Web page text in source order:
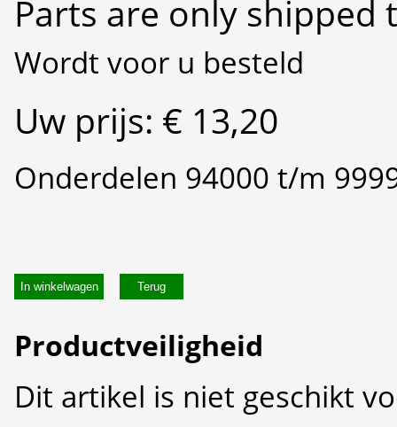
Parts are only shipped
Wordt voor u besteld
Uw prijs: € 13,20
Onderdelen 94000 t/m
In winkelwagen
Productveiligheid
Dit artikel is niet geschikt